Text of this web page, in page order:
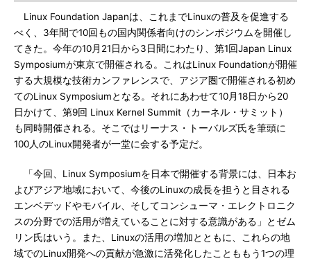
Linux Foundation Japanは、これまでLinuxの普及を促進する
べく、3年間で10回もの国内関係者向けのシンポジウムを開催し
てきた。今年の10月21日から3日間にわたり、第1回Japan Linux
Symposiumが東京で開催される。これはLinux Foundationが開催
する大規模な技術カンファレンスで、アジア圏で開催される初め
てのLinux Symposiumとなる。それにあわせて10月18日から20
日かけて、第9回 Linux Kernel Summit（カーネル・サミット）
も同時開催される。そこではリーナス・トーバルズ氏を筆頭に
100人のLinux開発者が一堂に会する予定だ。
「今回、Linux Symposiumを日本で開催する背景には、日本お
よびアジア地域において、今後のLinuxの成長を担うと目される
エンベデッドやモバイル、そしてコンシューマ・エレクトロニク
スの分野での活用が増えていることに対する意識がある」とゼム
リン氏はいう。また、Linuxの活用の増加とともに、これらの地
域でのLinux開発への貢献が急激に活発化したことももう1つの理